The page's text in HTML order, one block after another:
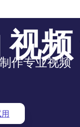
视频
作专业视频